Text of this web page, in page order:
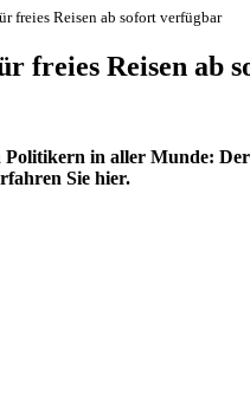
freies Reisen ab sofort verfügbar
freies Reisen ab
in aller Munde:
Sie hier.